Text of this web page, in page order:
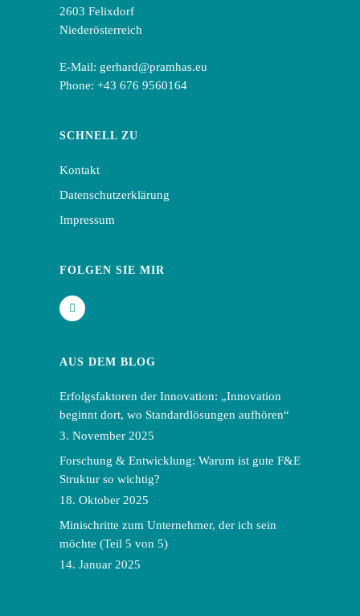
2603 Felixdorf
Niederösterreich
E-Mail: gerhard@pramhas.eu
Phone: +43 676 9560164
SCHNELL ZU
Kontakt
Datenschutzerklärung
Impressum
FOLGEN SIE MIR
AUS DEM BLOG
Erfolgsfaktoren der Innovation: „Innovation
beginnt dort, wo Standardlösungen aufhören“
3. November 2025
Forschung & Entwicklung: Warum ist gute F&E
Struktur so wichtig?
18. Oktober 2025
Minischritte zum Unternehmer, der ich sein
möchte (Teil 5 von 5)
14. Januar 2025